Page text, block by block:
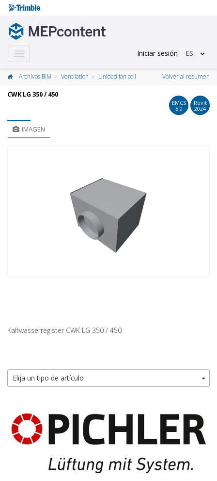
Toggle
navigation
Iniciar sesión ES
Archivos BIM Ventilation Unidad fan coil Volver al resumen
CWK LG 350 / 450
EMCS
5.0
Revit
2024
IMAGEN
Kaltwasserregister CWK LG 350 / 450
Elija un tipo de artículo